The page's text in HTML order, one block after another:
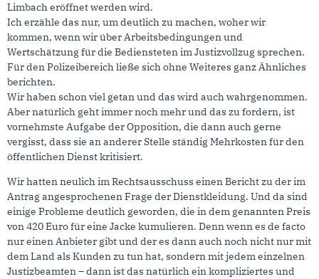
Limbach eröffnet werden wird.
Ich erzähle das nur, um deutlich zu machen, woher wir
kommen, wenn wir über Arbeitsbedingungen und
Wertschätzung für die Bediensteten im Justizvollzug sprechen.
Für den Polizeibereich ließe sich ohne Weiteres ganz Ähnliches
berichten.
Wir haben schon viel getan und das wird auch wahrgenommen.
Aber natürlich geht immer noch mehr und das zu fordern, ist
vornehmste Aufgabe der Opposition, die dann auch gerne
vergisst, dass sie an anderer Stelle ständig Mehrkosten für den
öffentlichen Dienst kritisiert.
Wir hatten neulich im Rechtsausschuss einen Bericht zu der im
Antrag angesprochenen Frage der Dienstkleidung. Und da sind
einige Probleme deutlich geworden, die in dem genannten Preis
von 420 Euro für eine Jacke kumulieren. Denn wenn es de facto
nur einen Anbieter gibt und der es dann auch noch nicht nur mit
dem Land als Kunden zu tun hat, sondern mit jedem einzelnen
Justizbeamten – dann ist das natürlich ein kompliziertes und